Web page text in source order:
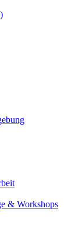
& Workshops